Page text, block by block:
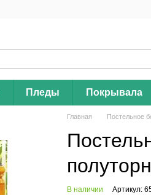
Пледы Покрывала
Главная Постельное
В наличии Артикул: